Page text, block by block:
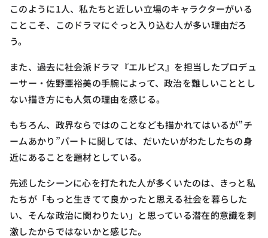
このように1人、私たちと近しい立場のキャラクターがいる
ことこそ、このドラマにぐっと入り込む人が多い理由だろ
う。
また、過去に社会派ドラマ『エルピス』を担当したプロデュ
ーサー・佐野亜裕美の手腕によって、政治を難しいこととし
ない描き方にも人気の理由を感じる。
もちろん、政界ならではのことなども描かれてはいるが”チ
ームあかり”パートに関しては、だいたいがわたしたちの身
近にあることを題材としている。
先述したシーンに心を打たれた人が多くいたのは、きっと私
たちが「もっと生きてて良かったと思える社会を暮らした
い、そんな政治に関わりたい」と思っている潜在的意識を刺
激したからではないかと感じた。